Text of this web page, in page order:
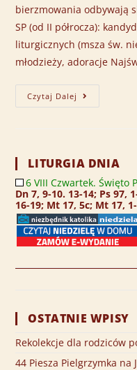
bierzmowania odbywają
SP (od II półrocza):
liturgicznych (msza św.
młodzieży, adoracje
Czytaj Dalej
LITURGIA DNIA
6 VIII Czwartek. Święto
Dn 7, 9-10. 13-14; Ps 97,
16-19; Mt 17, 5c; Mt 17,
OSTATNIE WPISY
Rekolekcje dla rodziców
44 Piesza Pielgrzymka na